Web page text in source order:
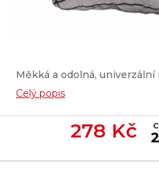
Měkká a odolná,
podběrák s rameny
Celý popis
278 Kč